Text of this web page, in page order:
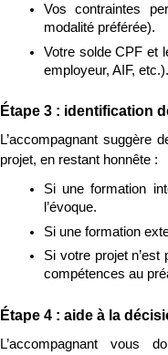
Vos contraintes
modalité préférée).
Votre solde CPF et
employeur, AIF, etc.).
Étape 3 : identification
L’accompagnant suggère
projet, en restant honnête :
Si une formation
l’évoque.
Si une formation
Si votre projet
compétences au
Étape 4 : aide à la
L’accompagnant vous